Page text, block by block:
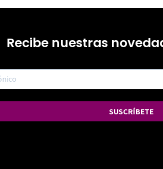
Recibe nuestras
SUSCRÍBETE